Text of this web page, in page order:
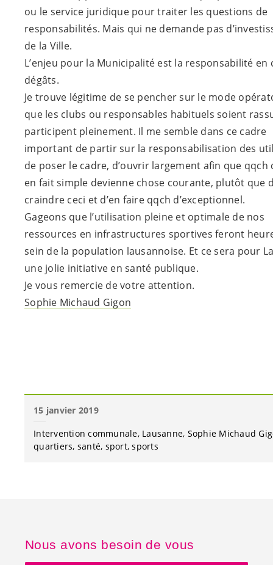
ou le service juridique pour traiter les questions de
responsabilités. Mais qui ne demande pas
de la Ville.
L’enjeu pour la Municipalité est la responsabilité en
dégâts.
Je trouve légitime de se pencher sur le mode
que les clubs ou responsables habituels soient
participent pleinement. Il me semble dans ce cadre
important de partir sur la responsabilisation des
de poser le cadre, d’ouvrir largement afin que qqch
en fait simple devienne chose courante, plutôt que
craindre ceci et d’en faire qqch d’exceptionnel.
Gageons que l’utilisation pleine et optimale de nos
ressources en infrastructures sportives feront
sein de la population lausannoise. Et ce sera pour
une jolie initiative en santé publique.
Je vous remercie de votre attention.
Sophie Michaud Gigon
15 janvier 2019
Intervention communale Lausanne Sophie Michaud
quartiers santé sport sports
Nous avons besoin de vous